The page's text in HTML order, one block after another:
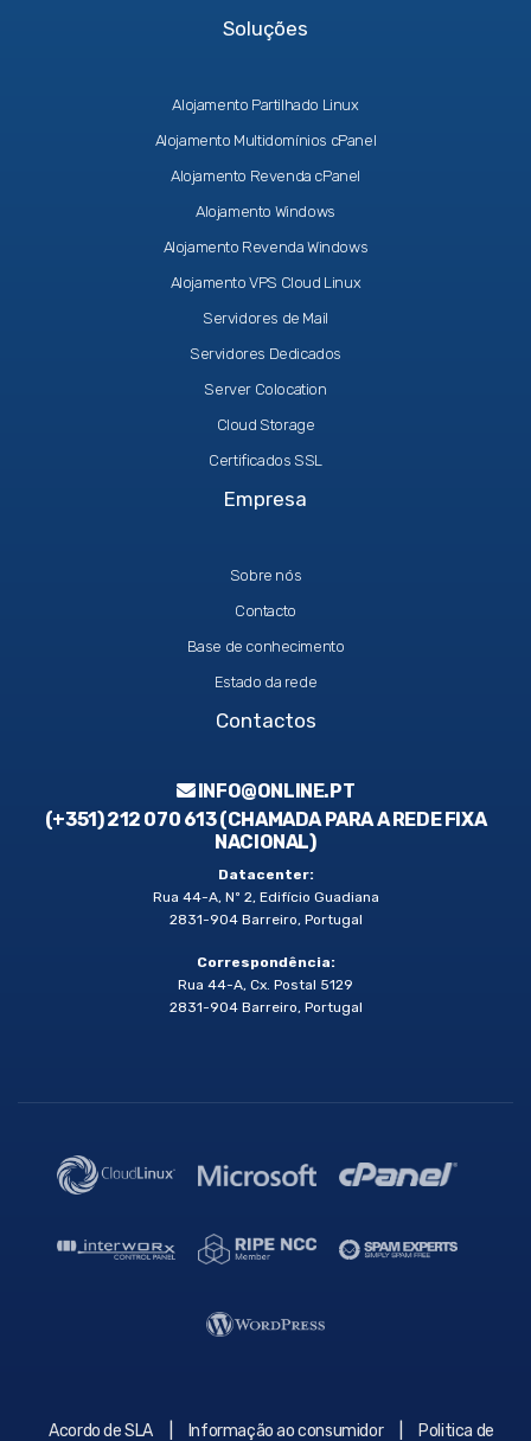
Soluções
Alojamento Partilhado Linux
Alojamento Multidomínios cPanel
Alojamento Revenda cPanel
Alojamento Windows
Alojamento Revenda Windows
Alojamento VPS Cloud Linux
Servidores de Mail
Servidores Dedicados
Server Colocation
Cloud Storage
Certificados SSL
Empresa
Sobre nós
Contacto
Base de conhecimento
Estado da rede
Contactos
INFO@ONLINE.PT
(+351) 212 070 613 (CHAMADA PARA A REDE FIXA
NACIONAL)
Datacenter:
Rua 44-A, Nº 2, Edifício Guadiana
2831-904 Barreiro, Portugal
Correspondência:
Rua 44-A, Cx. Postal 5129
2831-904 Barreiro, Portugal
Acordo de SLA Informação ao consumidor Politica de